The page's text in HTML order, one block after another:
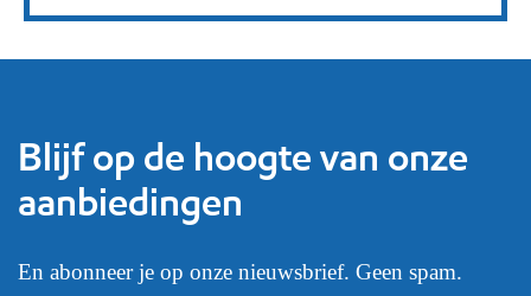
Blijf op de hoogte van onze
aanbiedingen
En abonneer je op onze nieuwsbrief. Geen spam.